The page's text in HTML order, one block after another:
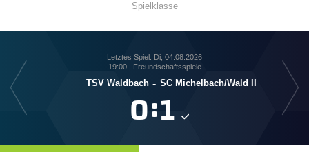
Spielklasse
Letztes Spiel: Di, 04.08.2026
19:00 | Freundschaftsspiele
TSV Waldbach - SC Michelbach/​Wald II
: